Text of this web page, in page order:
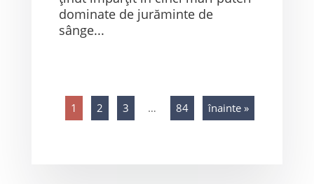
dominate de jurăminte de
sânge...
1 2 3 … 84 înainte »